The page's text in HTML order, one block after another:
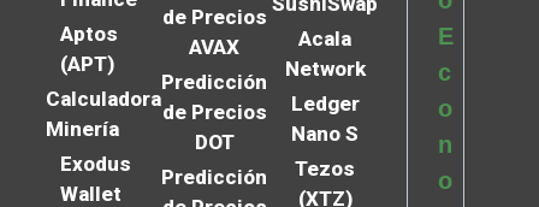
Aptos
(APT)
Calculadora
Minería
Exodus
Wallet
de Precios
AVAX
Predicción
de Precios
DOT
Predicción
Acala
Network
Ledger
Nano S
Tezos
(XTZ)
E
c
o
n
o